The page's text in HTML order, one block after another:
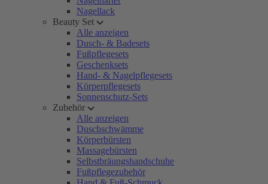
Nagellack
Beauty Set
Alle anzeigen
Dusch- & Badesets
Fußpflegesets
Geschenksets
Hand- & Nagelpflegesets
Körperpflegesets
Sonnenschutz-Sets
Zubehör
Alle anzeigen
Duschschwämme
Körperbürsten
Massagebürsten
Selbstbräungshandschuhe
Fußpflegezubehör